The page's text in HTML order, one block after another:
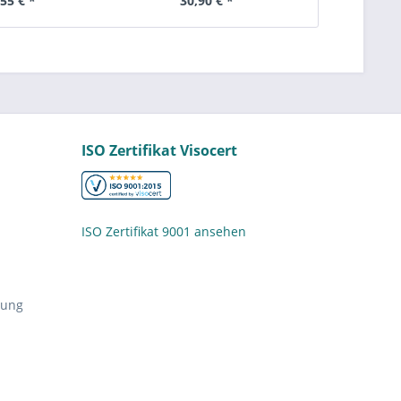
ISO Zertifikat Visocert
ISO Zertifikat 9001 ansehen